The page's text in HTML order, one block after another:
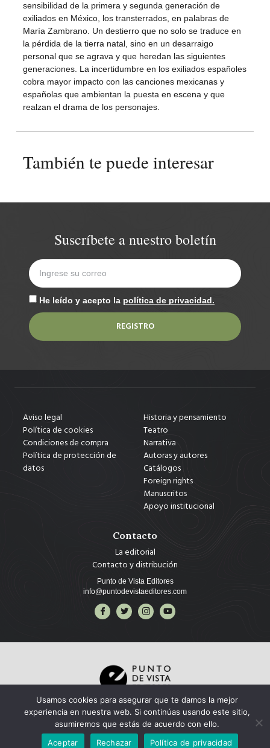
sensibilidad de la primera y segunda generación de
exiliados en México, los transterrados, en palabras de
María Zambrano. Un destierro que no solo se traduce en
la pérdida de la tierra natal, sino en un desarraigo
personal que se agrava y que heredan las siguientes
generaciones. La incertidumbre en los exiliados españoles
cobra mayor impacto con las canciones mexicanas y
españolas que ambientan la puesta en escena y que
realzan el drama de los personajes.
También te puede interesar
Suscríbete a nuestro boletín
He leído y acepto la política de privacidad.
REGISTRO
Aviso legal
Política de cookies
Condiciones de compra
Política de protección de
datos
Historia y pensamiento
Teatro
Narrativa
Autoras y autores
Catálogos
Foreign rights
Manuscritos
Apoyo institucional
Contacto
La editorial
Contacto y distribución
Punto de Vista Editores
info@puntodevistaeditores.com
Copyright © 2025 Punto de Vista Editores, todos los derechos reservados.
Usamos cookies para asegurar que te damos la mejor
experiencia en nuestra web. Si continúas usando este sitio,
asumiremos que estás de acuerdo con ello.
Aceptar
Rechazar Política de privacidad